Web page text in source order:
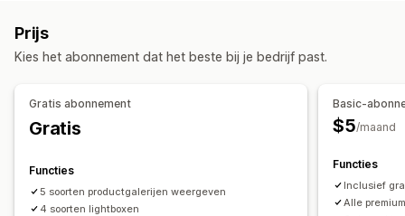
Portfolio
Pictogrampositie
Bescherming van afbeeldingen
Inzoomen op afbeelding
Mobiel responsief
Prijs
Kies het abonnement dat het beste bij je bedrijf past.
Gratis abonnement
Gratis
Functies
5 soorten productgalerijen weergeven
4 soorten lightboxen
Basic-
$5/maand
Functies
Inclusief
Alle